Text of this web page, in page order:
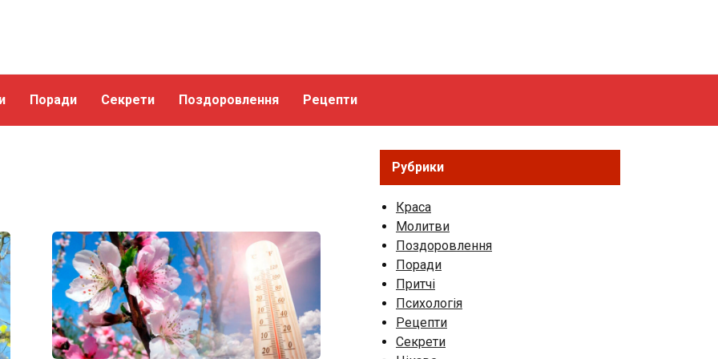
Поради Секрети Поздоровлення Рецепти
Рубрики
Краса
Молитви
Поздоровлення
Поради
Притчі
Психологія
Рецепти
Секрети